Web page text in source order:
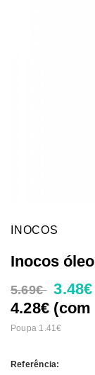
INOCOS
Inocos
5.69€ 3.48€
4.28€ (com
Poupa 1.41€
Referência: